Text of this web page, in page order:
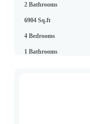
2 Bathrooms
6904 Sq.ft
4 Bedrooms
1 Bathrooms